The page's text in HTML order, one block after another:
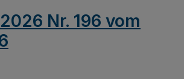
Nr. 196 vom